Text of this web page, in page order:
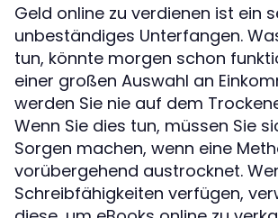
Geld online zu verdienen ist ein
unbeständiges Unterfangen.
tun, könnte morgen schon
einer großen Auswahl an
werden Sie nie auf dem
Wenn Sie dies tun, müssen Sie
Sorgen machen, wenn eine
vorübergehend austrocknet.
Schreibfähigkeiten verfügen,